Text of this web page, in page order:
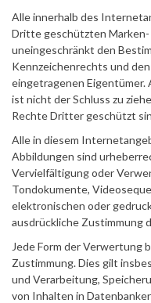
Alle innerhalb des
Dritte geschützten
uneingeschränkt den
Kennzeichenrechts und
eingetragenen Eigentümer.
ist nicht der Schluss zu
Rechte Dritter geschützt
Alle in diesem
Abbildungen sind
Vervielfältigung oder
Tondokumente,
elektronischen oder
ausdrückliche
Jede Form der Verwertung
Zustimmung. Dies gilt
und Verarbeitung,
von Inhalten in